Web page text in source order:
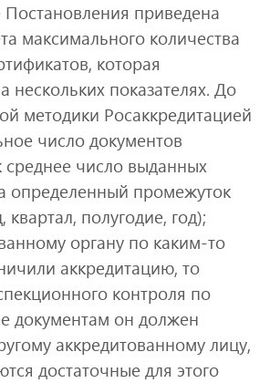
Постановления приведена
максимального количества
которая
нескольких показателях. До
методики Росаккредитацией
число документов
среднее число выданных
определенный промежуток
полугодие, год);
органу по каким-то
аккредитацию, то
контроля по
документам он должен
аккредитованному лицу,
достаточные для этого